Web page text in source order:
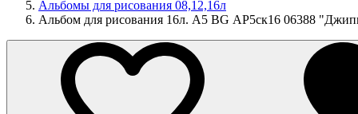
Альбомы для рисования 08,12,16л
Альбом для рисования 16л. А5 BG АР5ск16 06388